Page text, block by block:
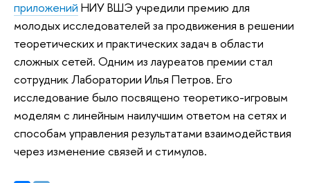
приложений НИУ ВШЭ учредили премию для
молодых исследователей за продвижения в решении
теоретических и практических задач в области
сложных сетей. Одним из лауреатов премии стал
сотрудник Лаборатории Илья Петров. Его
исследование было посвящено теоретико-игровым
моделям с линейным наилучшим ответом на сетях и
способам управления результатами взаимодействия
через изменение связей и стимулов.